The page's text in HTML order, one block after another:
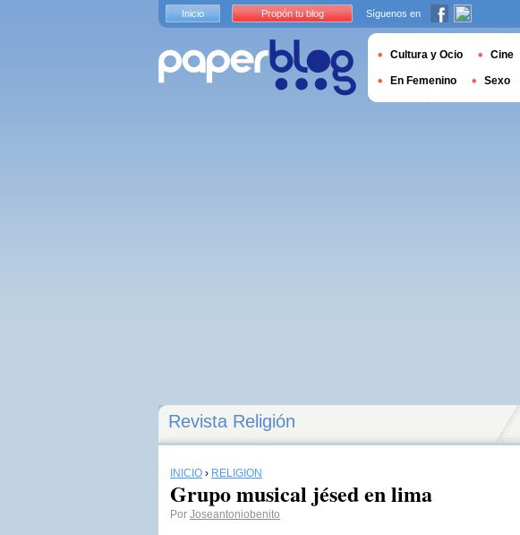
Revista Religión
INICIO › RELIGIÓN
Grupo musical jésed en lima
Por Joseantoniobenito
Inicio Propón tu blog Síguenos en
Cultura y Ocio Cine
En Femenino Sexo